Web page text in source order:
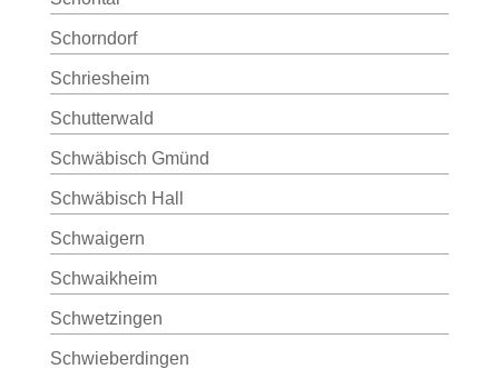
Schorndorf
Schriesheim
Schutterwald
Schwäbisch Gmünd
Schwäbisch Hall
Schwaigern
Schwaikheim
Schwetzingen
Schwieberdingen